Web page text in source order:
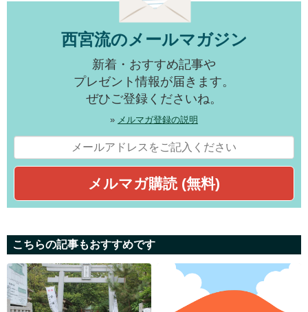
西宮流のメールマガジン
新着・おすすめ記事や
プレゼント情報が届きます。
ぜひご登録くださいね。
» メルマガ登録の説明
こちらの記事もおすすめです